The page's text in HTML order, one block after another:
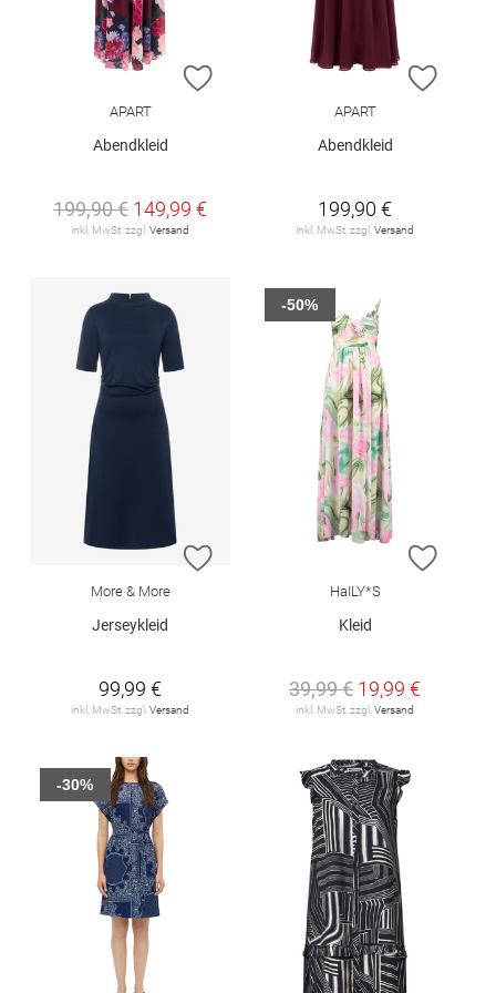
ZUR WUNSCHLISTE HINZUFÜGEN
APART
Abendkleid
199,90 € 149,99 €
inkl. MwSt. zzgl. Versand
ZUR
APART
Abendkleid
199,90 €
inkl. MwSt. zzgl. Versand
ZUR WUNSCHLISTE HINZUFÜGEN
More & More
Jerseykleid
99,99 €
inkl. MwSt. zzgl. Versand
ZUR
HaILY*S
Kleid
39,99 € 19,99 €
inkl. MwSt. zzgl. Versand
-50%
-30%